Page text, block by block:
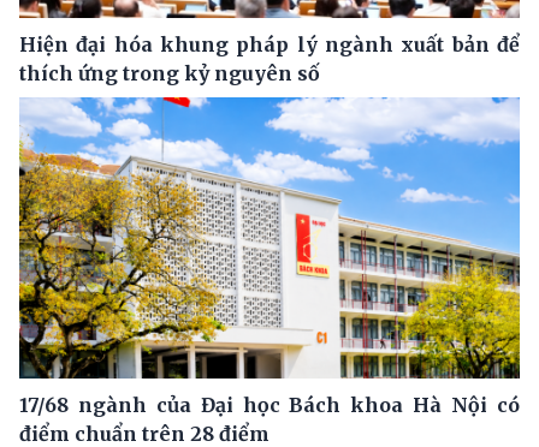
Hiện đại hóa khung pháp lý ngành xuất bản để
thích ứng trong kỷ nguyên số
17/68 ngành của Đại học Bách khoa Hà Nội có
điểm chuẩn trên 28 điểm